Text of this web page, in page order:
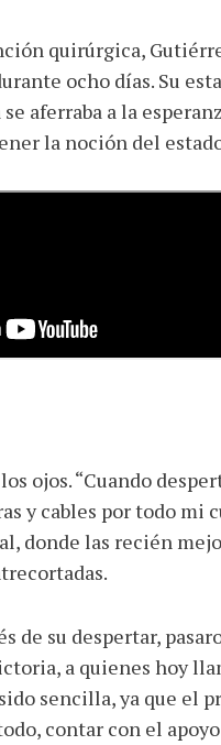
quirúrgica,
ocho días. Su
aferraba a la
la noción del
ojos. “Cuando
y cables por todo mi
donde las recién
de su despertar,
a quienes hoy
sencilla, ya que el
contar con el